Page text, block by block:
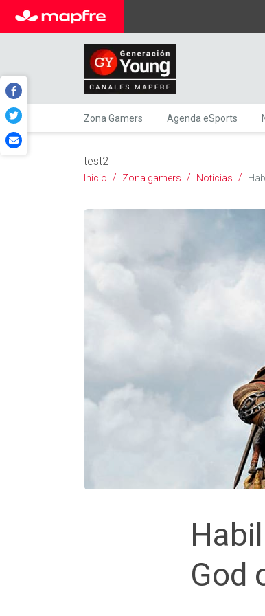
Zona Gamers Agenda eSports
test2
Inicio Zona gamers Noticias
God